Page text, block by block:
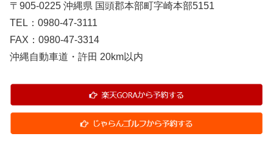
〒905-0225 沖縄県 国頭郡本部町字崎本部5151
TEL：0980-47-3111
FAX：0980-47-3314
沖縄自動車道・許田 20km以内